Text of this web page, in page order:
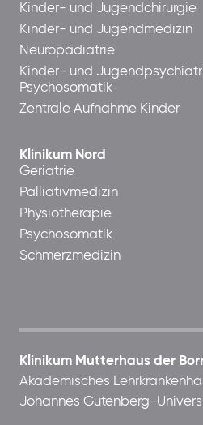
Kinder- und Jugendchirurgie
Kinder- und Jugendmedizin
Neuropädiatrie
Kinder- und
Psychosomatik
Zentrale Aufnahme Kinder
Klinikum Nord
Geriatrie
Palliativmedizin
Physiotherapie
Psychosomatik
Schmerzmedizin
Klinikum Mutterhaus der
Akademisches
Johannes Gutenberg-